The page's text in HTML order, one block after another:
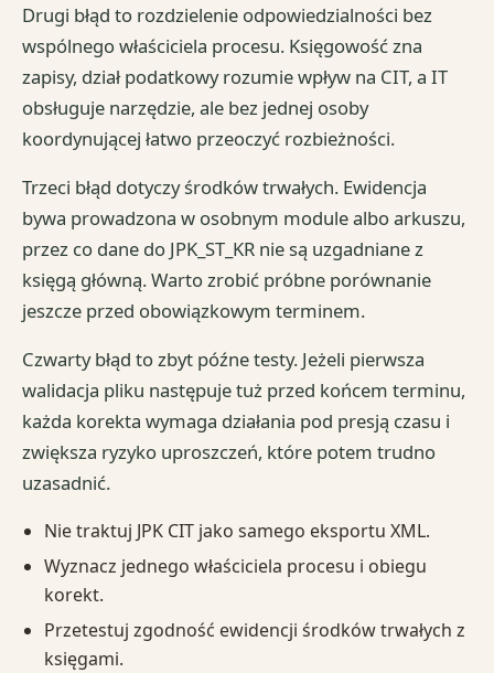
Drugi błąd to rozdzielenie odpowiedzialności bez
wspólnego właściciela procesu. Księgowość zna
zapisy, dział podatkowy rozumie wpływ na CIT, a IT
obsługuje narzędzie, ale bez jednej osoby
koordynującej łatwo przeoczyć rozbieżności.
Trzeci błąd dotyczy środków trwałych. Ewidencja
bywa prowadzona w osobnym module albo arkuszu,
przez co dane do JPK_ST_KR nie są uzgadniane z
księgą główną. Warto zrobić próbne porównanie
jeszcze przed obowiązkowym terminem.
Czwarty błąd to zbyt późne testy. Jeżeli pierwsza
walidacja pliku następuje tuż przed końcem terminu,
każda korekta wymaga działania pod presją czasu i
zwiększa ryzyko uproszczeń, które potem trudno
uzasadnić.
Nie traktuj JPK CIT jako samego eksportu XML.
Wyznacz jednego właściciela procesu i obiegu
korekt.
Przetestuj zgodność ewidencji środków trwałych z
księgami.